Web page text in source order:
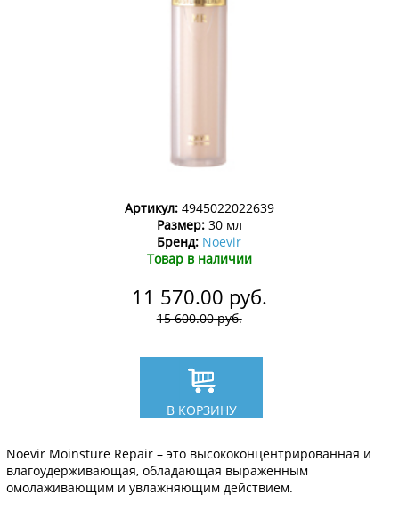
Артикул:4945022022639
Размер:30 мл
Бренд: Noevir
Товар в наличии
11 570.00 руб.
15 600.00руб.
В КОРЗИНУ
Noevir Moinsture Repair – это высококонцентрированная и
влагоудерживающая, обладающая выраженным
омолаживающим и увлажняющим действием.